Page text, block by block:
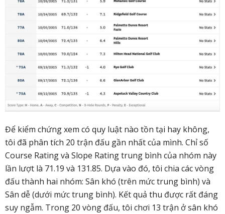
Để kiểm chứng xem có quy luật nào tồn tại hay không,
tôi đã phân tích 20 trận đấu gần nhất của mình. Chỉ số
Course Rating và Slope Rating trung bình của nhóm này
lần lượt là 71.19 và 131.85. Dựa vào đó, tôi chia các vòng
đấu thành hai nhóm: Sân khó (trên mức trung bình) và
Sân dễ (dưới mức trung bình). Kết quả thu được rất đáng
suy ngẫm. Trong 20 vòng đấu, tôi chơi 13 trận ở sân khó